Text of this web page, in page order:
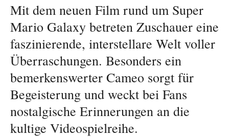
Mit dem neuen Film rund um Super
Mario Galaxy betreten Zuschauer eine
faszinierende, interstellare Welt voller
Überraschungen. Besonders ein
bemerkenswerter Cameo sorgt für
Begeisterung und weckt bei Fans
nostalgische Erinnerungen an die
kultige Videospielreihe.